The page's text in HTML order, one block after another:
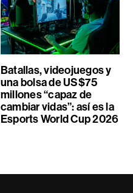
Batallas, videojuegos y
una bolsa de US$75
millones “capaz de
cambiar vidas”: así es la
Esports World Cup 2026